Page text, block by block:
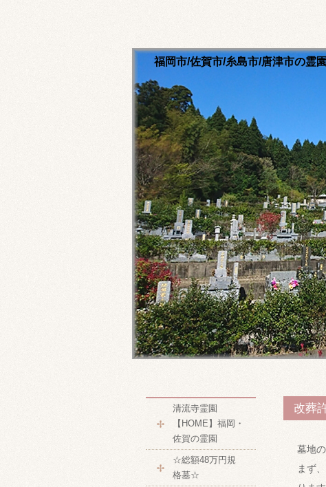
福岡市/佐賀市/糸島市/唐津市の霊
清流寺霊園のホームペー
永代供養ご相談ください。
福岡市内・佐賀市内・糸
改葬
墓地
まず
清流寺霊園
【HOME】福岡・
佐賀の霊園
☆総額48万円規
格墓☆